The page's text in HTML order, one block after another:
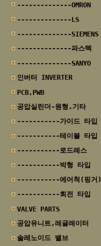
--------------OMRON
--------------LS
--------------SIEMENS
--------------파스텍
--------------SANYO
인버터 INVERTER
PCB,PWB
공압실린더-원형,기타
-----------가이드 타입
-----------테이블 타입
-----------로드레스
-----------박형 타입
-----------에어척(핑거)
-----------회전 타입
VALVE PARTS
공압유니트,레귤레이터
솔레노이드 밸브